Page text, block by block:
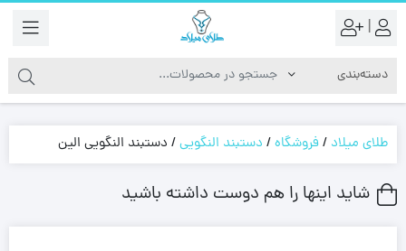
|
طلای میلاد /فروشگاه/ دستبند النگویی/ دستبند النگویی الین
شاید اینها را هم دوست داشته باشید